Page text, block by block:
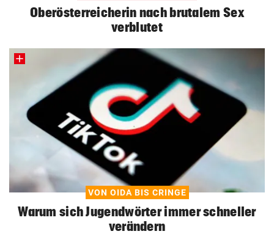
Oberösterreicherin nach brutalem Sex
verblutet
VON OIDA BIS CRINGE
Warum sich Jugendwörter immer schneller
verändern